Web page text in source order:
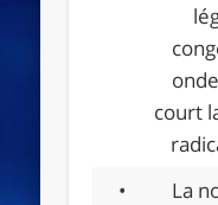
court
•
La